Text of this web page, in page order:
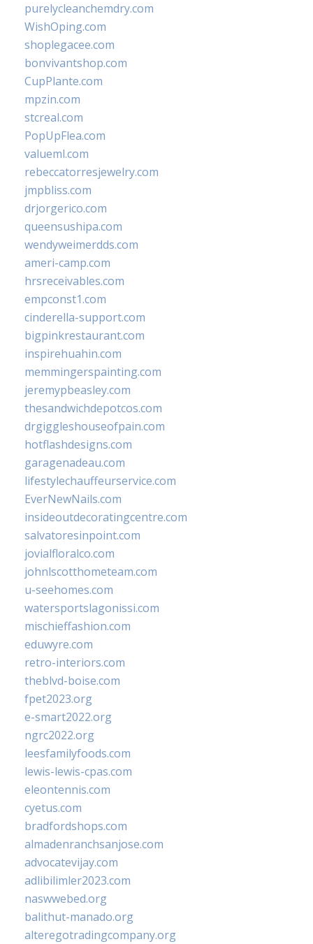
purelycleanchemdry.com
WishOping.com
shoplegacee.com
bonvivantshop.com
CupPlante.com
mpzin.com
stcreal.com
PopUpFlea.com
valueml.com
rebeccatorresjewelry.com
jmpbliss.com
drjorgerico.com
queensushipa.com
wendyweimerdds.com
ameri-camp.com
hrsreceivables.com
empconst1.com
cinderella-support.com
bigpinkrestaurant.com
inspirehuahin.com
memmingerspainting.com
jeremypbeasley.com
thesandwichdepotcos.com
drgiggleshouseofpain.com
hotflashdesigns.com
garagenadeau.com
lifestylechauffeurservice.com
EverNewNails.com
insideoutdecoratingcentre.com
salvatoresinpoint.com
jovialfloralco.com
johnlscotthometeam.com
u-seehomes.com
watersportslagonissi.com
mischieffashion.com
eduwyre.com
retro-interiors.com
theblvd-boise.com
fpet2023.org
e-smart2022.org
ngrc2022.org
leesfamilyfoods.com
lewis-lewis-cpas.com
eleontennis.com
cyetus.com
bradfordshops.com
almadenranchsanjose.com
advocatevijay.com
adlibilimler2023.com
naswwebed.org
balithut-manado.org
alteregotradingcompany.org